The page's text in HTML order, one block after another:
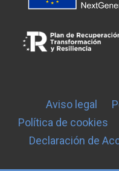
Aviso legal
Política de cookies
Declaración de